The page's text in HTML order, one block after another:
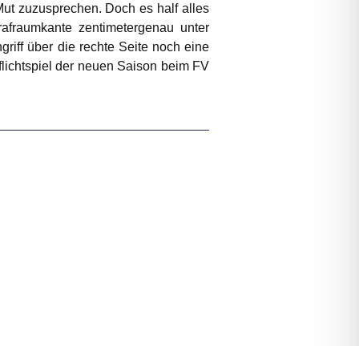
zuzusprechen. Doch es half alles
zentimetergenau unter
über die rechte Seite noch eine
der neuen Saison beim FV